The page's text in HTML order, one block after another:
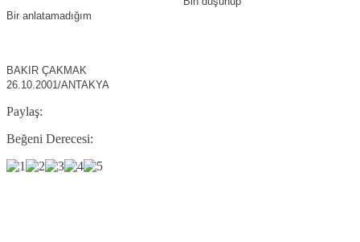
Bir anlatamadığım
BAKIR ÇAKMAK
26.10.2001/ANTAKYA
Paylaş:
Beğeni Derecesi: